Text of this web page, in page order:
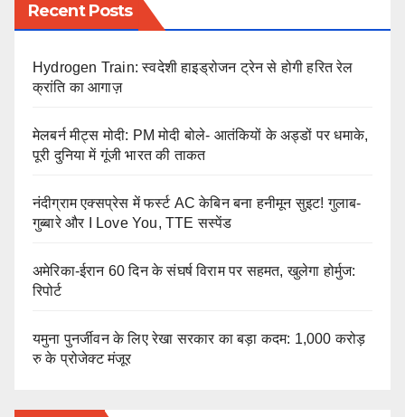
Recent Posts
Hydrogen Train: स्वदेशी हाइड्रोजन ट्रेन से होगी हरित रेल
क्रांति का आगाज़
मेलबर्न मीट्स मोदी: PM मोदी बोले- आतंकियों के अड्डों पर धमाके,
पूरी दुनिया में गूंजी भारत की ताकत
नंदीग्राम एक्सप्रेस में फर्स्ट AC केबिन बना हनीमून सुइट! गुलाब-
गुब्बारे और I Love You, TTE सस्पेंड
अमेरिका-ईरान 60 दिन के संघर्ष विराम पर सहमत, खुलेगा होर्मुज:
रिपोर्ट
यमुना पुनर्जीवन के लिए रेखा सरकार का बड़ा कदम: 1,000 करोड़
रु के प्रोजेक्ट मंजूर